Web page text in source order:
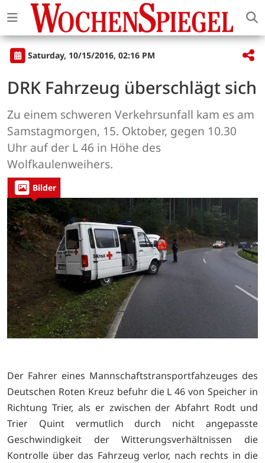
Saturday, 10/15/2016, 02:16 PM
DRK Fahrzeug überschlägt sich
Zu einem schweren Verkehrsunfall kam es am
Samstagmorgen, 15. Oktober, gegen 10.30
Uhr auf der L 46 in Höhe des
Wolfkaulenweihers.
Bilder
Der Fahrer eines Mannschaftstransportfahzeuges des
Deutschen Roten Kreuz befuhr die L 46 von Speicher in
Richtung Trier, als er zwischen der Abfahrt Rodt und
Trier Quint vermutlich durch nicht angepasste
Geschwindigkeit der Witterungsverhältnissen die
Kontrolle über das Fahrzeug verlor, nach rechts in die